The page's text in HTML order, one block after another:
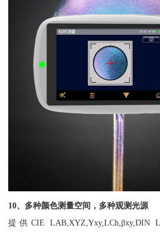
10、多种颜色测量空间，多种观测光源
提供CIE